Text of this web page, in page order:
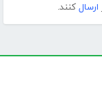
ارسال کنند.